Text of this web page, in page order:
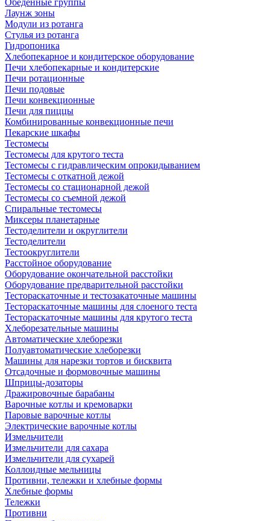
Обеденные группы
Лаунж зоны
Модули из ротанга
Стулья из ротанга
Гидропоника
Хлебопекарное и кондитерское оборудование
Печи хлебопекарные и кондитерские
Печи ротационные
Печи подовые
Печи конвекционные
Печи для пиццы
Комбинированные конвекционные печи
Пекарские шкафы
Тестомесы
Тестомесы для крутого теста
Тестомесы с гидравлическим опрокидыванием
Тестомесы с откатной дежой
Тестомесы со стационарной дежой
Тестомесы со съемной дежой
Спиральные тестомесы
Миксеры планетарные
Тестоделители и округлители
Тестоделители
Тестоокруглители
Расстойное оборудование
Оборудование окончательной расстойки
Оборудование предварительной расстойки
Тестораскаточные и тестозакаточные машины
Тестораскаточные машины для слоеного теста
Тестораскаточные машины для крутого теста
Хлеборезательные машины
Автоматические хлеборезки
Полуавтоматические хлеборезки
Машины для нарезки тортов и бисквита
Отсадочные и формовочные машины
Шприцы-дозаторы
Дражировочные барабаны
Варочные котлы и кремоварки
Паровые варочные котлы
Электрические варочные котлы
Измельчители
Измельчители для сахара
Измельчители для сухарей
Коллоидные мельницы
Противни, тележки и хлебные формы
Хлебные формы
Тележки
Противни